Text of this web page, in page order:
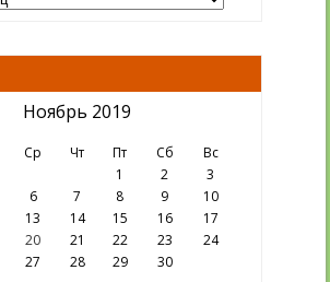
Ноябрь 2019
Ср Чт Пт Сб
Вс
1
2
3
6 7 8 9
10
13 14 15 16
17
20 21 22 23
24
27 28 29
30